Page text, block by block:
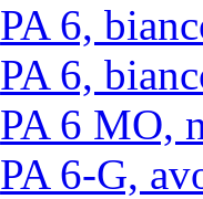
PA 6,
PA 6,
PA 6 MO,
PA 6-G,